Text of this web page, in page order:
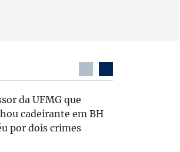
da UFMG que
cadeirante em BH
por dois crimes